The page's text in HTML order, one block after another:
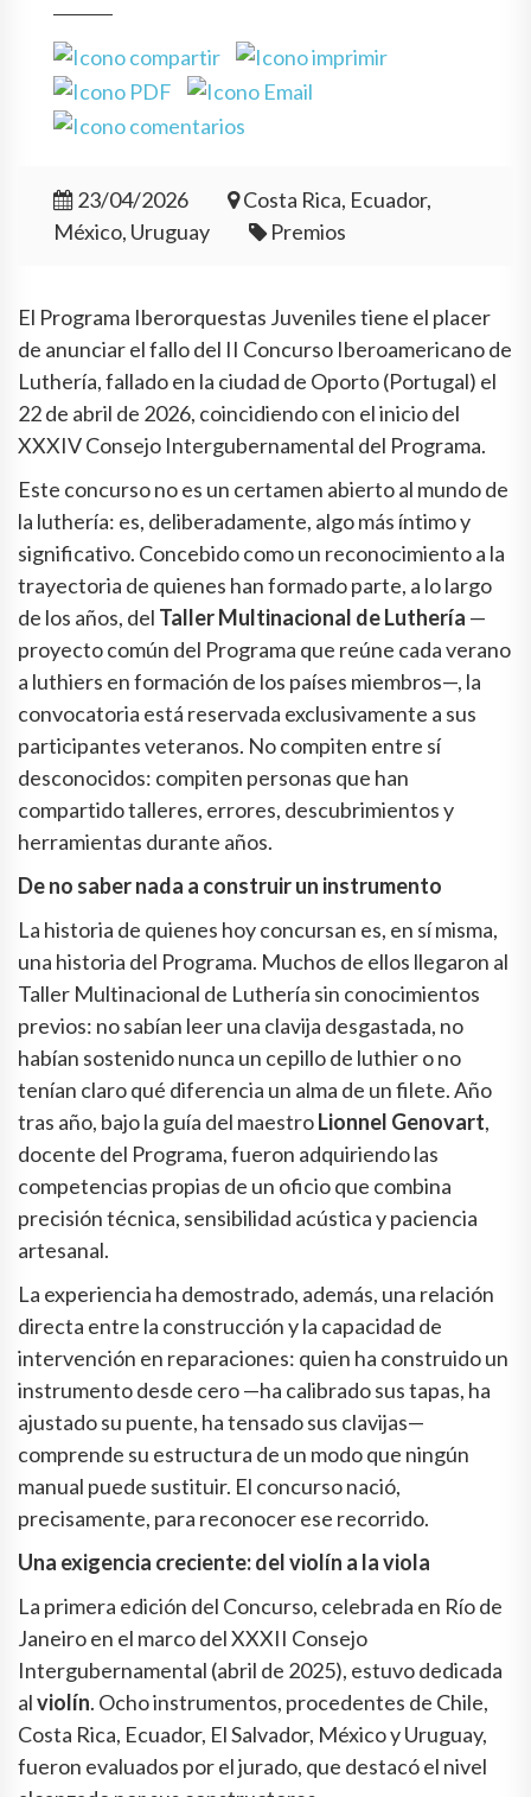
23/04/2026
Costa Rica, Ecuador,
México, Uruguay
Premios
El Programa Iberorquestas Juveniles tiene el placer
de anunciar el fallo del II Concurso Iberoamericano de
Luthería, fallado en la ciudad de Oporto (Portugal) el
22 de abril de 2026, coincidiendo con el inicio del
XXXIV Consejo Intergubernamental del Programa.
Este concurso no es un certamen abierto al mundo de
la luthería: es, deliberadamente, algo más íntimo y
significativo. Concebido como un reconocimiento a la
trayectoria de quienes han formado parte, a lo largo
de los años, del Taller Multinacional de Luthería —
proyecto común del Programa que reúne cada verano
a luthiers en formación de los países miembros—, la
convocatoria está reservada exclusivamente a sus
participantes veteranos. No compiten entre sí
desconocidos: compiten personas que han
compartido talleres, errores, descubrimientos y
herramientas durante años.
De no saber nada a construir un instrumento
La historia de quienes hoy concursan es, en sí misma,
una historia del Programa. Muchos de ellos llegaron al
Taller Multinacional de Luthería sin conocimientos
previos: no sabían leer una clavija desgastada, no
habían sostenido nunca un cepillo de luthier o no
tenían claro qué diferencia un alma de un filete. Año
tras año, bajo la guía del maestroLionnel Genovart,
docente del Programa, fueron adquiriendo las
competencias propias de un oficio que combina
precisión técnica, sensibilidad acústica y paciencia
artesanal.
La experiencia ha demostrado, además, una relación
directa entre la construcción y la capacidad de
intervención en reparaciones: quien ha construido un
instrumento desde cero —ha calibrado sus tapas, ha
ajustado su puente, ha tensado sus clavijas—
comprende su estructura de un modo que ningún
manual puede sustituir. El concurso nació,
precisamente, para reconocer ese recorrido.
Una exigencia creciente: del violín a la viola
La primera edición del Concurso, celebrada en Río de
Janeiro en el marco del XXXII Consejo
Intergubernamental (abril de 2025), estuvo dedicada
alviolín. Ocho instrumentos, procedentes de Chile,
Costa Rica, Ecuador, El Salvador, México y Uruguay,
fueron evaluados por el jurado, que destacó el nivel